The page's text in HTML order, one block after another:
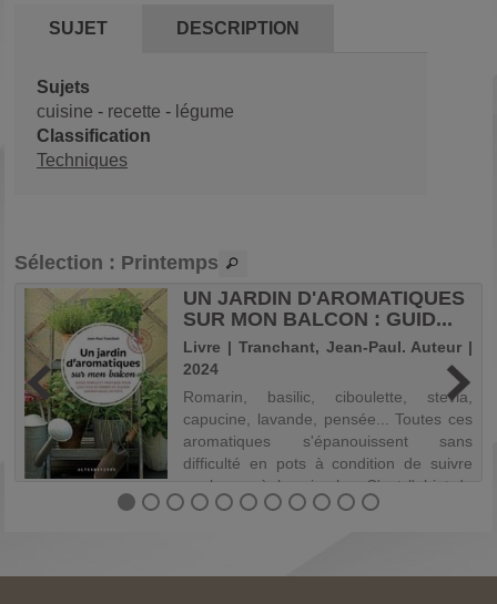
SUJET DESCRIPTION
Sujets
cuisine - recette - légume
Classification
Techniques
Sélection : Printemps
UN JARDIN D'AROMATIQUES
SUR MON BALCON : GUID...
Livre | Tranchant, Jean-Paul. Auteur |
2024
Romarin, basilic, ciboulette, stevia,
capucine, lavande, pensée... Toutes ces
aromatiques s'épanouissent sans
difficulté en pots à condition de suivre
quelques règles simples. C'est l'objet de
ce livre : donner tous les conseils p...